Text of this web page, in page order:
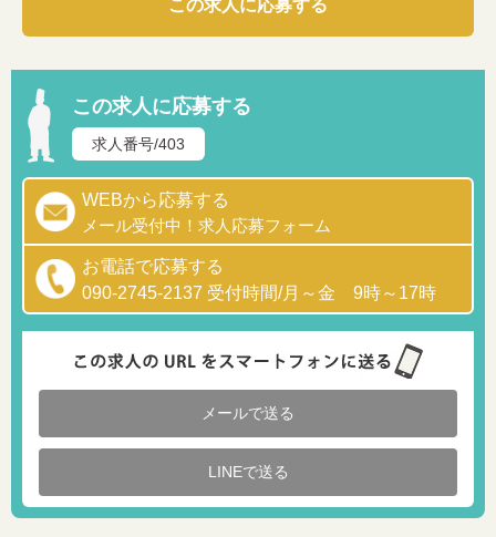
この求人に応募する
この求人に応募する
求人番号/403
WEBから応募する
メール受付中！求人応募フォーム
お電話で応募する
090-2745-2137 受付時間/月～金 9時～17時
メールで送る
LINEで送る